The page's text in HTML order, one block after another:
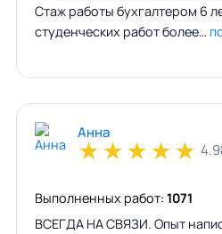
Стаж работы бухгалтером 6
студенческих работ более…
Анна
★★★★★
Выполненных работ: 1071
ВСЕГДА НА СВЯЗИ. Опыт